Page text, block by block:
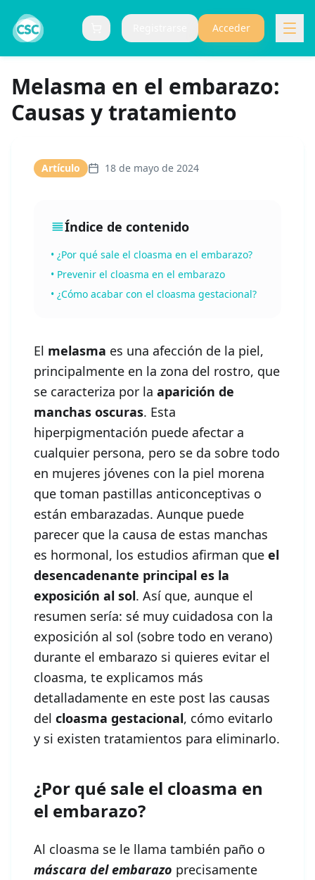
Carrito ( Acceder
Melasma en el embarazo:
Causas y tratamiento
Artículo 18 de mayo de 2024
Índice de contenido
• ¿Por qué sale el cloasma en el embarazo?
• Prevenir el cloasma en el embarazo
• ¿Cómo acabar con el cloasma gestacional?
El melasma es una afección de la piel,
principalmente en la zona del rostro, que
se caracteriza por la aparición de
manchas oscuras. Esta
hiperpigmentación puede afectar a
cualquier persona, pero se da sobre todo
en mujeres jóvenes con la piel morena
que toman pastillas anticonceptivas o
están embarazadas. Aunque puede
parecer que la causa de estas manchas
es hormonal, los estudios afirman que el
desencadenante principal es la
exposición al sol. Así que, aunque el
resumen sería: sé muy cuidadosa con la
exposición al sol (sobre todo en verano)
durante el embarazo si quieres evitar el
cloasma, te explicamos más
detalladamente en este post las causas
del cloasma gestacional, cómo evitarlo
y si existen tratamientos para eliminarlo.
¿Por qué sale el cloasma en
el embarazo?
Al cloasma se le llama también paño o
máscara del embarazo precisamente